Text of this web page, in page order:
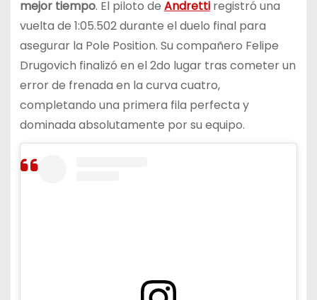
mejor tiempo. El piloto de Andrettiregistró una
vuelta de 1:05.502 durante el duelo final para
asegurar la Pole Position. Su compañero Felipe
Drugovich finalizó en el 2do lugar tras cometer un
error de frenada en la curva cuatro,
completando una primera fila perfecta y
dominada absolutamente por su equipo.